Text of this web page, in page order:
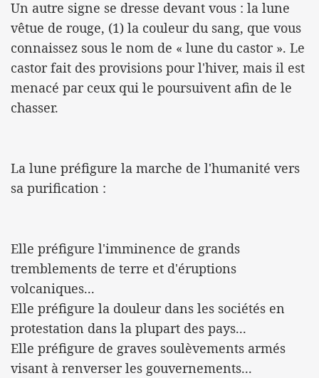
Un autre signe se dresse devant vous : la lune
vêtue de rouge, (1) la couleur du sang, que vous
connaissez sous le nom de « lune du castor ». Le
castor fait des provisions pour l'hiver, mais il est
menacé par ceux qui le poursuivent afin de le
chasser.
La lune préfigure la marche de l'humanité vers
sa purification :
Elle préfigure l'imminence de grands
tremblements de terre et d'éruptions
volcaniques...
Elle préfigure la douleur dans les sociétés en
protestation dans la plupart des pays...
Elle préfigure de graves soulèvements armés
visant à renverser les gouvernements...